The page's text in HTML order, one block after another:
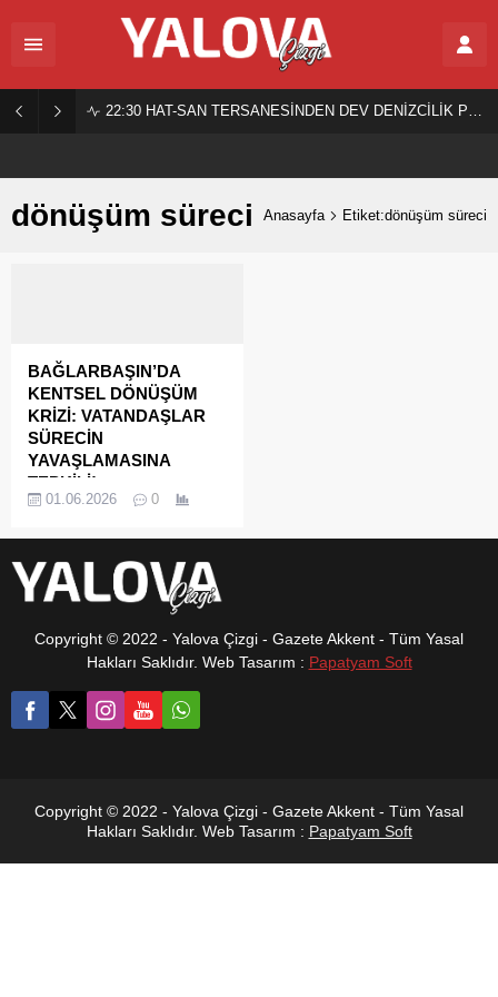
22:30 HAT-SAN TERSANESİNDEN DEV DENİZCİLİK PROJESİ!
dönüşüm süreci Anasayfa Etiket:dönüşüm süreci
BAĞLARBAŞIN’DA
KENTSEL DÖNÜŞÜM
KRİZİ: VATANDAŞLAR
SÜRECİN
YAVAŞLAMASINA
TEPKİLİ!
Bağlarbaşı Mahallesi’nde
mahalle sakinleriniň
tepkisini çekmeye devam
beklenenden yavaş
ilerlediğini savunan
vatandaşlar, bir araya
gelerek yaşanan sorunların
çözülmesini istedi. Özellikle
ifade edildi.
01.06.2026 0
Copyright © 2022 - Yalova Çizgi - Gazete Akkent - Tüm Yasal
Hakları Saklıdır. Web Tasarım : Papatyam Soft
Copyright © 2022 - Yalova Çizgi - Gazete Akkent - Tüm Yasal
Hakları Saklıdır. Web Tasarım : Papatyam Soft